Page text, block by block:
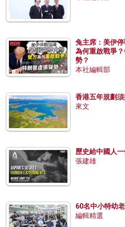
兔主席：美伊
為何重啟戰爭
勢？
本社編輯部
香港五年規劃
來文
歷史給中國人
張建雄
60名中小特幼
編輯精選